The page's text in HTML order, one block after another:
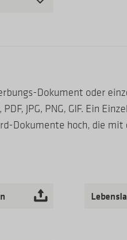
Dokument oder
JPG, PNG, GIF. Ein
Dokumente hoch, die